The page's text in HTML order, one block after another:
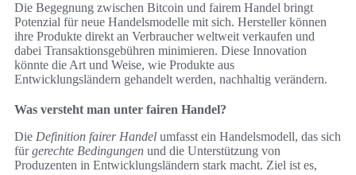
Die Begegnung zwischen Bitcoin und fairem Handel bringt
Potenzial für neue Handelsmodelle mit sich. Hersteller können
ihre Produkte direkt an Verbraucher weltweit verkaufen und
dabei Transaktionsgebühren minimieren. Diese Innovation
könnte die Art und Weise, wie Produkte aus
Entwicklungsländern gehandelt werden, nachhaltig verändern.
Was versteht man unter fairen Handel?
Die Definition fairer Handel umfasst ein Handelsmodell, das sich
fürgerechte Bedingungen und die Unterstützung von
Produzenten in Entwicklungsländern stark macht. Ziel ist es,